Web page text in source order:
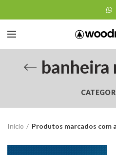
banheira
Início Produtos marcados com